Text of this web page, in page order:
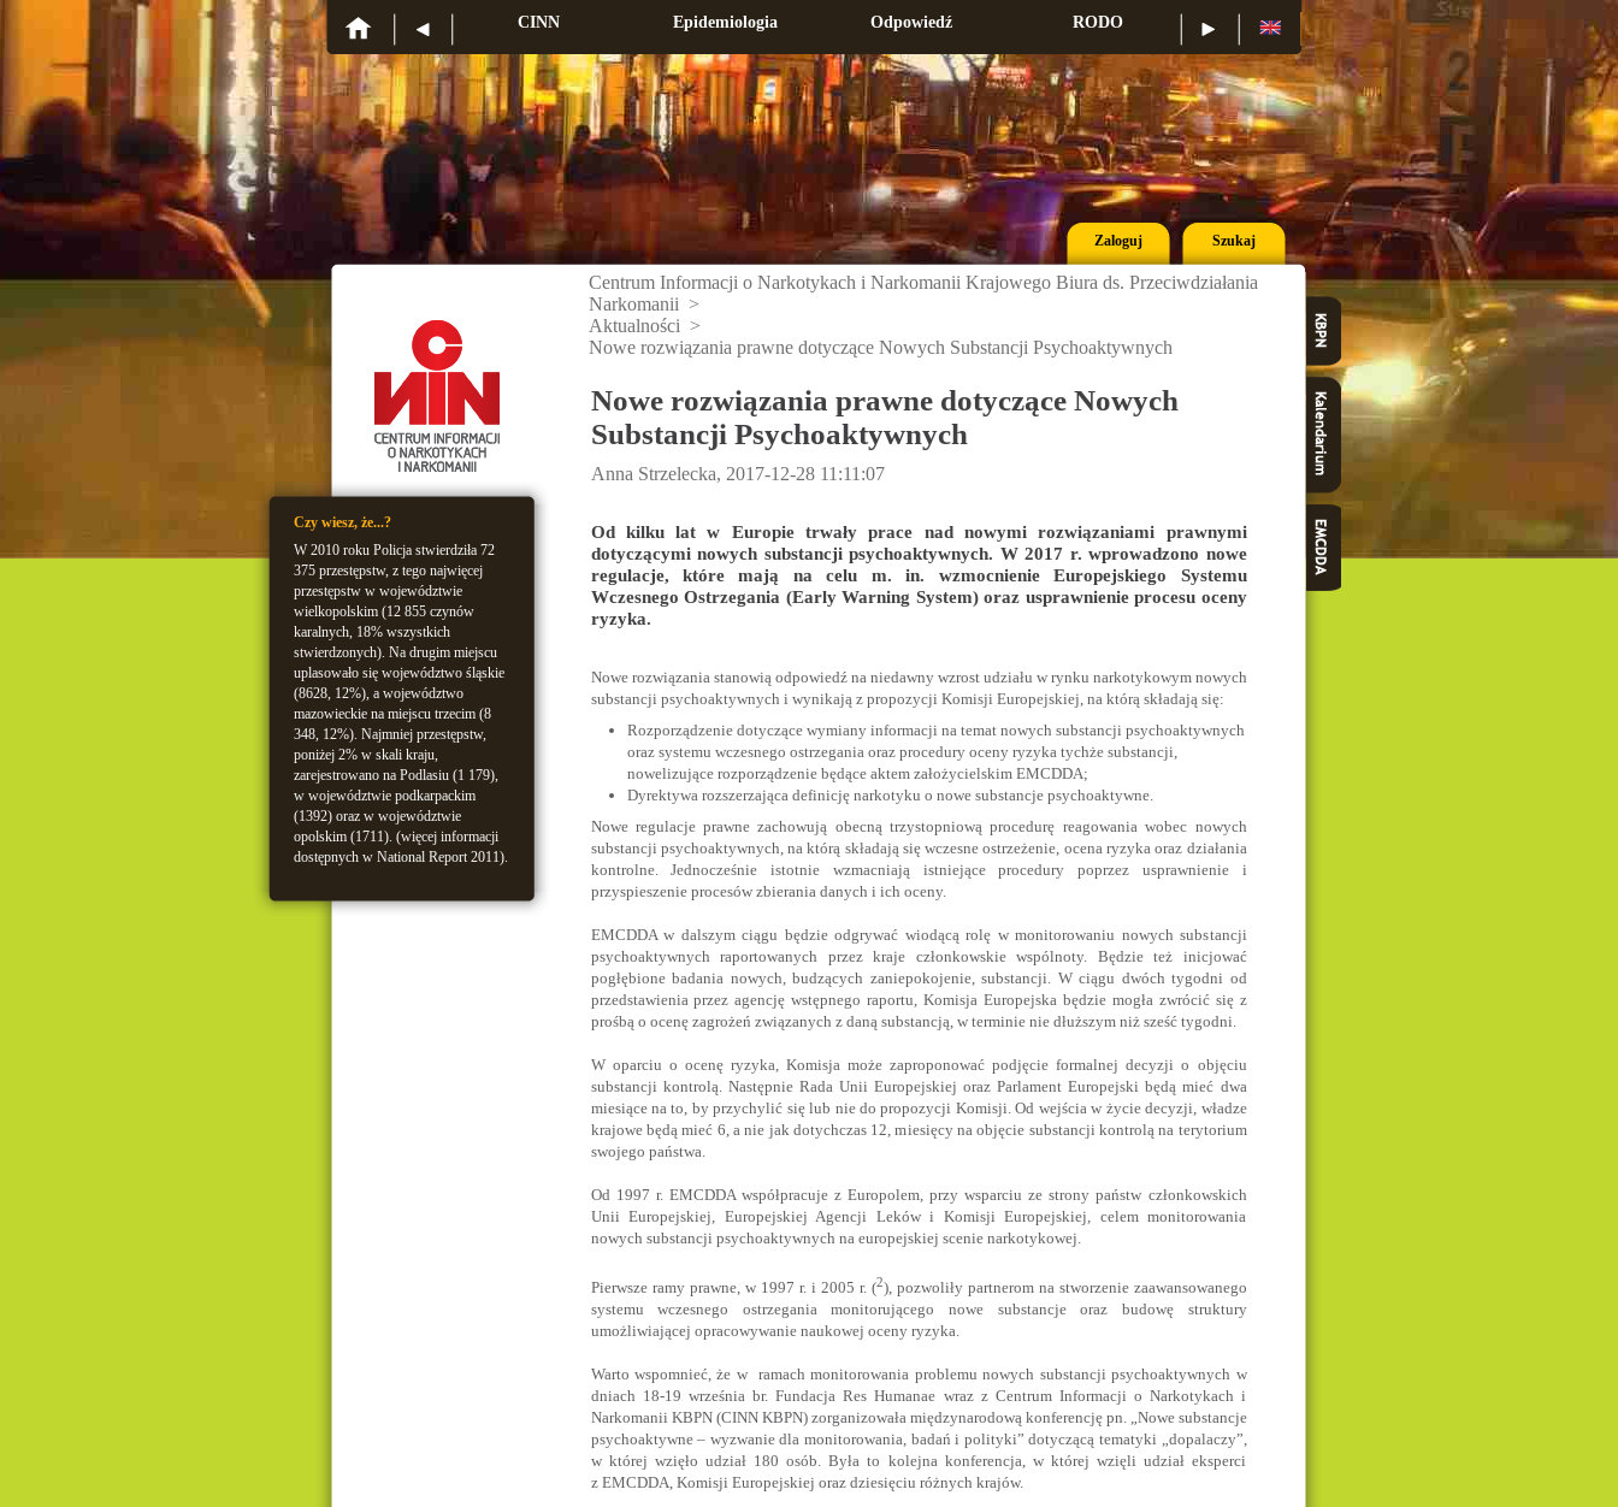
CINN Epidemiologia Odpowiedź RODO Konkurs Konferencje
Zaloguj Szukaj
Czy wiesz, że...?
W 2010 roku Policja stwierdziła 72
375 przestępstw, z tego najwięcej
przestępstw w województwie
wielkopolskim (12 855 czynów
karalnych, 18% wszystkich
stwierdzonych). Na drugim miejscu
uplasowało się województwo śląskie
(8628, 12%), a województwo
mazowieckie na miejscu trzecim (8
348, 12%). Najmniej przestępstw,
poniżej 2% w skali kraju,
zarejestrowano na Podlasiu (1 179),
w województwie podkarpackim
(1392) oraz w województwie
opolskim (1711). (więcej informacji
dostępnych w National Report 2011).
Centrum Informacji o Narkotykach i Narkomanii Krajowego Biura ds. Przeciwdziałania
Narkomanii >
Aktualności >
Nowe rozwiązania prawne dotyczące Nowych Substancji Psychoaktywnych
Nowe rozwiązania prawne dotyczące Nowych
Substancji Psychoaktywnych
Anna Strzelecka, 2017-12-28 11:11:07
Od kilku lat w Europie trwały prace nad nowymi rozwiązaniami prawnymi
dotyczącymi nowych substancji psychoaktywnych. W 2017 r. wprowadzono nowe
regulacje, które mają na celu m. in. wzmocnienie Europejskiego Systemu
Wczesnego Ostrzegania (Early Warning System) oraz usprawnienie procesu oceny
ryzyka.
Nowe rozwiązania stanowią odpowiedź na niedawny wzrost udziału w rynku narkotykowym nowych
substancji psychoaktywnych i wynikają z propozycji Komisji Europejskiej, na którą składają się:
Rozporządzenie dotyczące wymiany informacji na temat nowych substancji psychoaktywnych
oraz systemu wczesnego ostrzegania oraz procedury oceny ryzyka tychże substancji,
nowelizujące rozporządzenie będące aktem założycielskim EMCDDA;
Dyrektywa rozszerzająca definicję narkotyku o nowe substancje psychoaktywne.
Nowe regulacje prawne zachowują obecną trzystopniową procedurę reagowania wobec nowych
substancji psychoaktywnych, na którą składają się wczesne ostrzeżenie, ocena ryzyka oraz działania
kontrolne. Jednocześnie istotnie wzmacniają istniejące procedury poprzez usprawnienie i
przyspieszenie procesów zbierania danych i ich oceny.
EMCDDA w dalszym ciągu będzie odgrywać wiodącą rolę w monitorowaniu nowych substancji
psychoaktywnych raportowanych przez kraje członkowskie wspólnoty. Będzie też inicjować
pogłębione badania nowych, budzących zaniepokojenie, substancji. W ciągu dwóch tygodni od
przedstawienia przez agencję wstępnego raportu, Komisja Europejska będzie mogła zwrócić się z
prośbą o ocenę zagrożeń związanych z daną substancją, w terminie nie dłuższym niż sześć tygodni.
W oparciu o ocenę ryzyka, Komisja może zaproponować podjęcie formalnej decyzji o objęciu
substancji kontrolą. Następnie Rada Unii Europejskiej oraz Parlament Europejski będą mieć dwa
miesiące na to, by przychylić się lub nie do propozycji Komisji. Od wejścia w życie decyzji, władze
krajowe będą mieć 6, a nie jak dotychczas 12, miesięcy na objęcie substancji kontrolą na terytorium
swojego państwa.
Od 1997 r. EMCDDA współpracuje z Europolem, przy wsparciu ze strony państw członkowskich
Unii Europejskiej, Europejskiej Agencji Leków i Komisji Europejskiej, celem monitorowania
nowych substancji psychoaktywnych na europejskiej scenie narkotykowej.
Pierwsze ramy prawne, w 1997 r. i 2005 r. (2), pozwoliły partnerom na stworzenie zaawansowanego
systemu wczesnego ostrzegania monitorującego nowe substancje oraz budowę struktury
umożliwiającej opracowywanie naukowej oceny ryzyka.
Warto wspomnieć, że w ramach monitorowania problemu nowych substancji psychoaktywnych w
dniach 18-19 września br. Fundacja Res Humanae wraz z Centrum Informacji o Narkotykach i
Narkomanii KBPN (CINN KBPN) zorganizowała międzynarodową konferencję pn. „Nowe substancje
psychoaktywne – wyzwanie dla monitorowania, badań i polityki” dotyczącą tematyki „dopalaczy”,
w której wzięło udział 180 osób. Była to kolejna konferencja, w której wzięli udział eksperci
z EMCDDA, Komisji Europejskiej oraz dziesięciu różnych krajów.